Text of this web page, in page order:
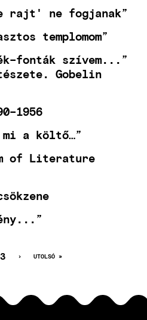
rajt' ne fogjanak”
templomom”
szívem...”
Gobelin
mi a költő…”
of Literature
OLDAL
3
KÖVETKEZŐ
›
UTOLSÓ
UTOLSÓ »